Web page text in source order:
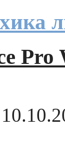
Pro